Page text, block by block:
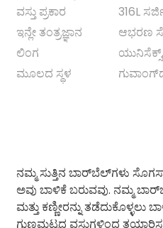
ವಸ್ತು ಪ್ರಕಾರ
316L
ಇನ್ಲೇ ತಂತ್ರಜ್ಞಾನ
ಆಭರಣ
ಲಿಂಗ
ಮೂಲದ ಸ್ಥಳ
ನಮ್ಮ ಸುತ್ತಿನ ಬಾರ್‌ಬೆಲ್‌ಗಳು
ಅವು ಬಾಳಿಕೆ ಬರುವವು. ನಮ್ಮ
ಮತ್ತು ಕಣ್ಣೀರನ್ನು
ಗುಣಮಟ್ಟದ ವಸ್ತುಗಳಿಂದ